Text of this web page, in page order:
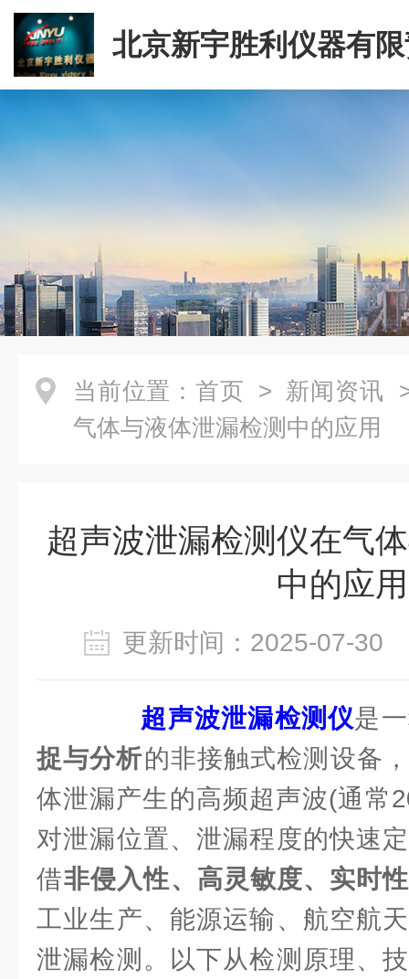
北京新宇胜利仪器有
司
当前位置： 首页 > 新闻资讯
气体与液体泄漏检测中的应用
超声波泄漏检测仪在气
中的应用
更新时间：2025-07-
超声波泄漏检测仪是
捉与分析​的非接触式检测设备
体泄漏产生的高频超声波(通常
对泄漏位置、泄漏程度的快速
借​​非侵入性、高灵敏度、实时性​
工业生产、能源运输、航空航
泄漏检测。以下从检测原理、